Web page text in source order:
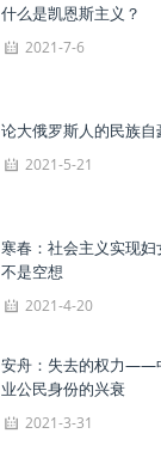
什么是凯恩斯主义？
2021-7-6
论大俄罗斯人的民族自
2021-5-21
寒春：社会主义实现妇
不是空想
2021-4-20
安舟：失去的权力——
业公民身份的兴衰
2021-3-31